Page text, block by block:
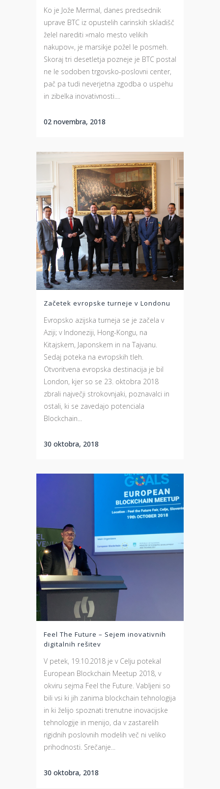
Ko je Jože Mermal, danes predsednik
uprave BTC iz opustelih carinskih skladišč
želel narediti »malo mesto velikih
nakupov«, je marsikje požel le posmeh.
Skoraj tri desetletja pozneje je BTC postal
ne le sodoben trgovsko-poslovni center,
pač pa tudi neverjetna zgodba o uspehu
in zibelka inovativnosti....
02 novembra, 2018
Začetek evropske turneje v Londonu
Evropsko azijska turneja se je začela v
Aziji; v Indoneziji, Hong-Kongu, na
Kitajskem, Japonskem in na Tajvanu.
Sedaj poteka na evropskih tleh.
Otvoritvena evropska destinacija je bil
London, kjer so se 23. oktobra 2018
zbrali največji strokovnjaki, poznavalci in
ostali, ki se zavedajo potenciala
Blockchain...
30 oktobra, 2018
Feel The Future – Sejem inovativnih
digitalnih rešitev
V petek, 19.10.2018 je v Celju potekal
European Blockchain Meetup 2018, v
okviru sejma Feel the Future. Vabljeni so
bili vsi ki jih zanima blockchain tehnologija
in ki želijo spoznati trenutne inovacijske
tehnologije in menijo, da v zastarelih
rigidnih poslovnih modelih več ni veliko
prihodnosti. Srečanje...
30 oktobra, 2018